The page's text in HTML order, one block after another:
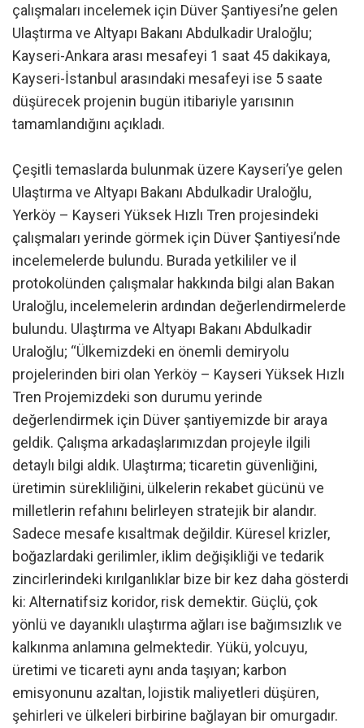
çalışmaları incelemek için Düver Şantiyesi’ne gelen
Ulaştırma ve Altyapı Bakanı Abdulkadir Uraloğlu;
Kayseri-Ankara arası mesafeyi 1 saat 45 dakikaya,
Kayseri-İstanbul arasındaki mesafeyi ise 5 saate
düşürecek projenin bugün itibariyle yarısının
tamamlandığını açıkladı.
Çeşitli temaslarda bulunmak üzere Kayseri’ye gelen
Ulaştırma ve Altyapı Bakanı Abdulkadir Uraloğlu,
Yerköy – Kayseri Yüksek Hızlı Tren projesindeki
çalışmaları yerinde görmek için Düver Şantiyesi’nde
incelemelerde bulundu. Burada yetkililer ve il
protokolünden çalışmalar hakkında bilgi alan Bakan
Uraloğlu, incelemelerin ardından değerlendirmelerde
bulundu. Ulaştırma ve Altyapı Bakanı Abdulkadir
Uraloğlu; “Ülkemizdeki en önemli demiryolu
projelerinden biri olan Yerköy – Kayseri Yüksek Hızlı
Tren Projemizdeki son durumu yerinde
değerlendirmek için Düver şantiyemizde bir araya
geldik. Çalışma arkadaşlarımızdan projeyle ilgili
detaylı bilgi aldık. Ulaştırma; ticaretin güvenliğini,
üretimin sürekliliğini, ülkelerin rekabet gücünü ve
milletlerin refahını belirleyen stratejik bir alandır.
Sadece mesafe kısaltmak değildir. Küresel krizler,
boğazlardaki gerilimler, iklim değişikliği ve tedarik
zincirlerindeki kırılganlıklar bize bir kez daha gösterdi
ki: Alternatifsiz koridor, risk demektir. Güçlü, çok
yönlü ve dayanıklı ulaştırma ağları ise bağımsızlık ve
kalkınma anlamına gelmektedir. Yükü, yolcuyu,
üretimi ve ticareti aynı anda taşıyan; karbon
emisyonunu azaltan, lojistik maliyetleri düşüren,
şehirleri ve ülkeleri birbirine bağlayan bir omurgadır.